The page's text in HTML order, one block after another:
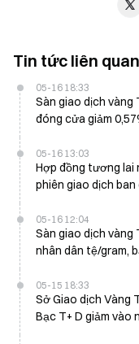
Tin tức liên quan
05-16 18:33
Sàn giao dịch vàng
đóng cửa giảm
05-16 13:03
Hợp đồng tương lai
phiên giao dịch ban
05-16 12:04
Sàn giao dịch vàng
nhân dân tệ/gram,
05-15 18:33
Sở Giao dịch Vàng
Bạc T+ D giảm vào